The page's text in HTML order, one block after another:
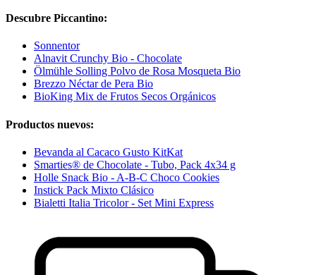
Descubre Piccantino:
Sonnentor
Alnavit Crunchy Bio - Chocolate
Ölmühle Solling Polvo de Rosa Mosqueta Bio
Brezzo Néctar de Pera Bio
BioKing Mix de Frutos Secos Orgánicos
Productos nuevos:
Bevanda al Cacaco Gusto KitKat
Smarties® de Chocolate - Tubo, Pack 4x34 g
Holle Snack Bio - A-B-C Choco Cookies
Instick Pack Mixto Clásico
Bialetti Italia Tricolor - Set Mini Express